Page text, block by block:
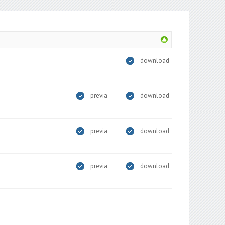
download
download
previa
download
previa
download
previa